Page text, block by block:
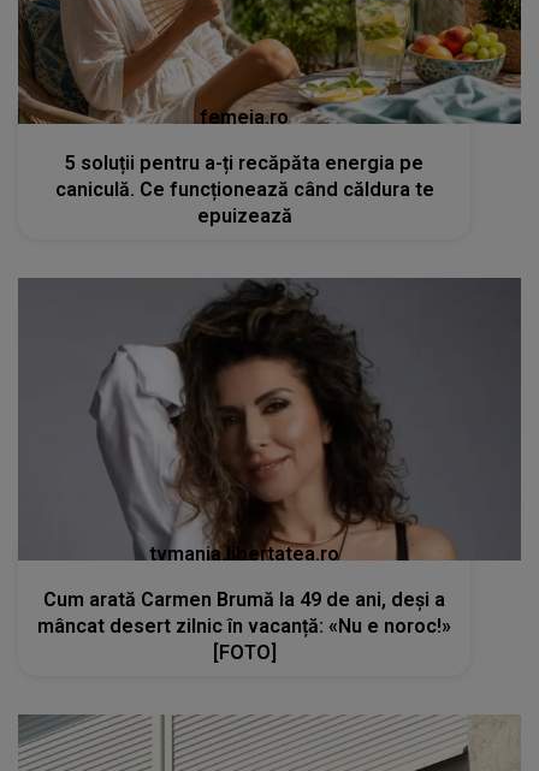
femeia.ro
5 soluții pentru a-ți recăpăta energia pe
caniculă. Ce funcționează când căldura te
epuizează
tvmania.libertatea.ro
Cum arată Carmen Brumă la 49 de ani, deși a
mâncat desert zilnic în vacanță: «Nu e noroc!»
[FOTO]